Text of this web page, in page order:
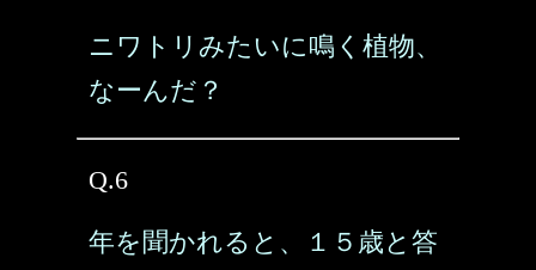
ニワトリみたいに鳴く植物、
なーんだ？
Q.6
年を聞かれると、１５歳と答